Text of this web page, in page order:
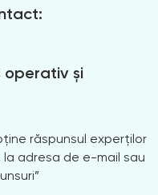
operativ și
răspunsul experților
la adresa de e-mail sau